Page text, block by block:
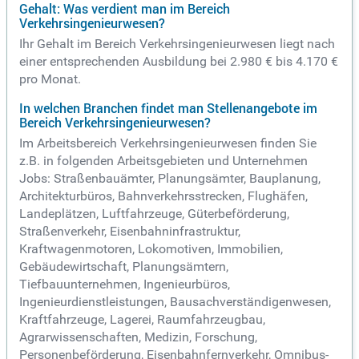
Gehalt: Was verdient man im Bereich
Verkehrsingenieurwesen?
Ihr Gehalt im Bereich Verkehrsingenieurwesen liegt nach
einer entsprechenden Ausbildung bei 2.980 € bis 4.170 €
pro Monat.
In welchen Branchen findet man Stellenangebote im
Bereich Verkehrsingenieurwesen?
Im Arbeitsbereich Verkehrsingenieurwesen finden Sie
z.B. in folgenden Arbeitsgebieten und Unternehmen
Jobs: Straßenbauämter, Planungsämter, Bauplanung,
Architekturbüros, Bahnverkehrsstrecken, Flughäfen,
Landeplätzen, Luftfahrzeuge, Güterbeförderung,
Straßenverkehr, Eisenbahninfrastruktur,
Kraftwagenmotoren, Lokomotiven, Immobilien,
Gebäudewirtschaft, Planungsämtern,
Tiefbauunternehmen, Ingenieurbüros,
Ingenieurdienstleistungen, Bausachverständigenwesen,
Kraftfahrzeuge, Lagerei, Raumfahrzeugbau,
Agrarwissenschaften, Medizin, Forschung,
Personenbeförderung, Eisenbahnfernverkehr, Omnibus-